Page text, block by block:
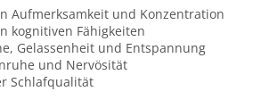
Aufmerksamkeit und Konzentration
kognitiven Fähigkeiten
Gelassenheit und Entspannung
und Nervösität
Schlafqualität